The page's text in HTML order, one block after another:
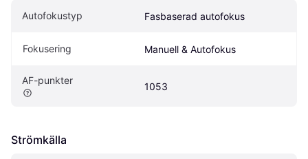
Autofokustyp Fasbaserad autofokus
Fokusering Manuell & Autofokus
AF-punkter
1053
Strömkälla